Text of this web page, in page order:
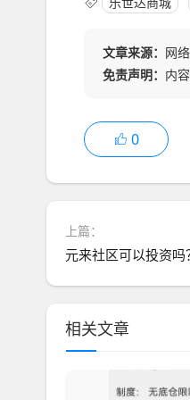
文章来源： 网络
免责声明： 内
0
上篇：
相关文章